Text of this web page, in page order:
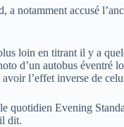
notamment accusé
loin en titrant il y a
d’un autobus
l’effet inverse de
quotidien Evening
dit.